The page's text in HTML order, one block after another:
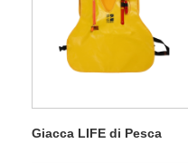
Giacca LIFE di Pesca